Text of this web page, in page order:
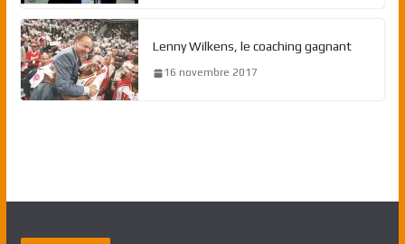
Lenny Wilkens, le coaching gagnant
16 novembre 2017